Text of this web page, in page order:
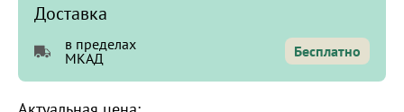
Доставка
в пределах
МКАД
Бесплатно